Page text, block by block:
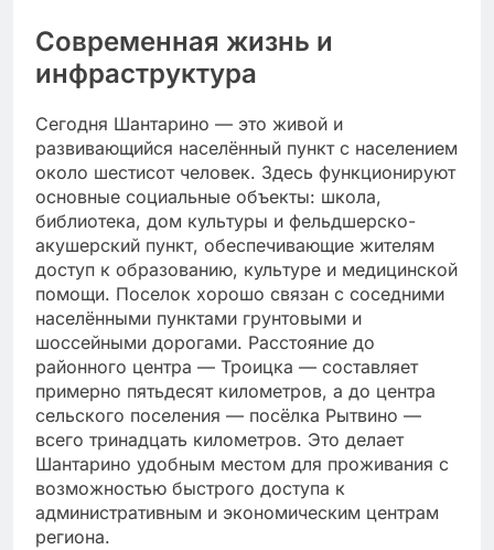
Современная жизнь и
инфраструктура
Сегодня Шантарино — это живой и
развивающийся населённый пункт с населением
около шестисот человек. Здесь функционируют
основные социальные объекты: школа,
библиотека, дом культуры и фельдшерско-
акушерский пункт, обеспечивающие жителям
доступ к образованию, культуре и медицинской
помощи. Поселок хорошо связан с соседними
населёнными пунктами грунтовыми и
шоссейными дорогами. Расстояние до
районного центра — Троицка — составляет
примерно пятьдесят километров, а до центра
сельского поселения — посёлка Рытвино —
всего тринадцать километров. Это делает
Шантарино удобным местом для проживания с
возможностью быстрого доступа к
административным и экономическим центрам
региона.